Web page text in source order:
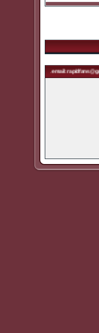
... email: rapidfans@gmail.com |